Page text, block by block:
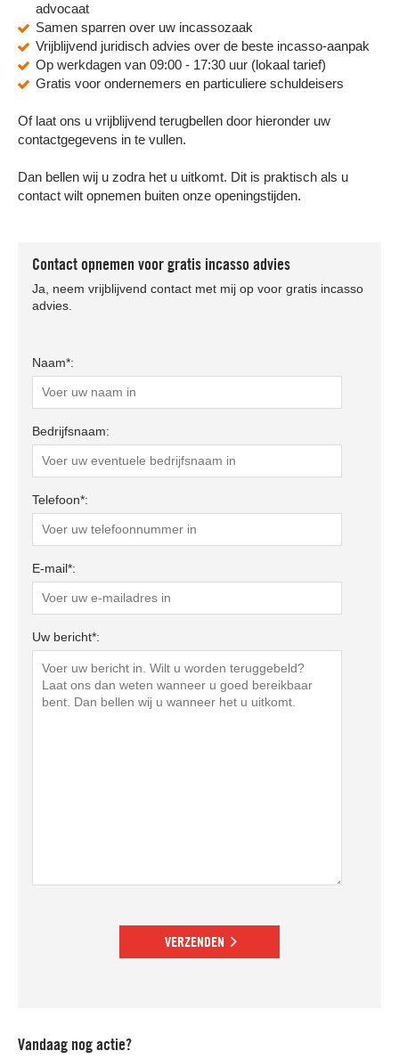
advocaat
Samen sparren over uw incassozaak
Vrijblijvend juridisch advies over de beste incasso-aanpak
Op werkdagen van 09:00 - 17:30 uur (lokaal tarief)
Gratis voor ondernemers en particuliere schuldeisers
Of laat ons u vrijblijvend terugbellen door hieronder uw
contactgegevens in te vullen.
Dan bellen wij u zodra het u uitkomt. Dit is praktisch als u
contact wilt opnemen buiten onze openingstijden.
Contact opnemen voor gratis incasso advies
Ja, neem vrijblijvend contact met mij op voor gratis incasso
advies.
Naam*:
Bedrijfsnaam:
Telefoon*:
E-mail*:
Uw bericht*:
VERZENDEN
Vandaag nog actie?